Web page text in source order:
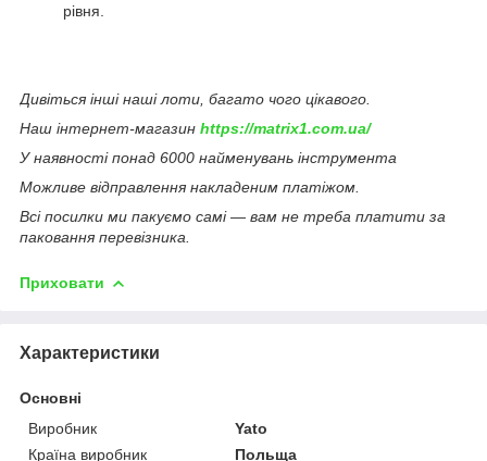
рівня.
Дивіться інші наші лоти, багато чого цікавого.
Наш інтернет-магазин https://matrix1.com.ua/
У наявності понад 6000 найменувань інструмента
Можливе відправлення накладеним платіжом.
Всі посилки ми пакуємо самі — вам не треба платити за
паковання перевізника.
Приховати
Характеристики
Основні
Виробник
Yato
Країна виробник
Польща